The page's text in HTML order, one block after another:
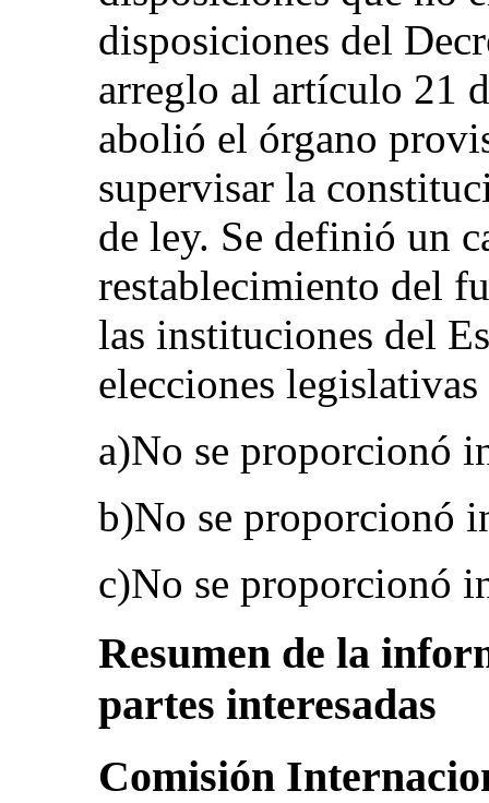
disposiciones del
arreglo al artículo 21
abolió el órgano
supervisar la
de ley. Se definió un
restablecimiento del
las instituciones del
elecciones
a)No se proporcionó
b)No se proporcionó
c)No se proporcionó
Resumen de la
partes interesadas
Comisión